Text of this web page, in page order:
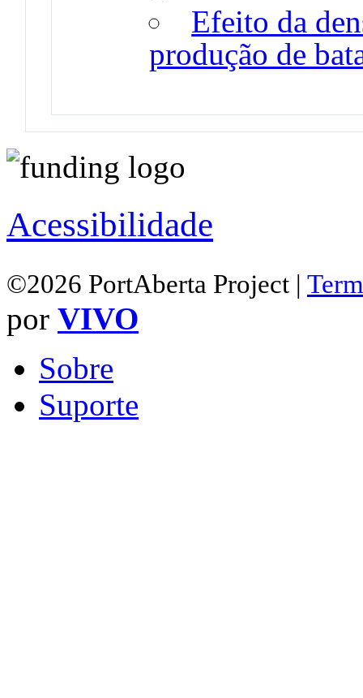
Efeito da
produção de
Acessibilidade
©2026 PortAberta Project |
por VIVO
Sobre
Suporte